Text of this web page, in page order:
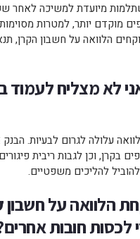
מיועדת למשיכה לאחר
מוקדם יותר, למטרות
הלוואה על חשבון הקרן,
לא מצליח לעמוד
עלולה לגרום לבעיות. הבנק
בקרן, וכן לגבות ריבית
להליכים משפטיים.
הלוואה על חשבון
חובות